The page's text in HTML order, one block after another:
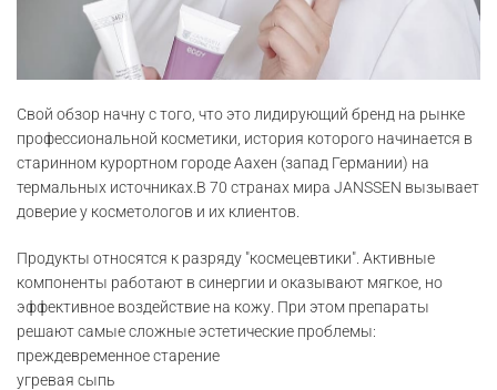
Свой обзор начну с того, что это лидирующий бренд на рынке
профессиональной косметики, история которого начинается в
старинном курортном городе Аахен (запад Германии) на
термальных источниках.В 70 странах мира JANSSEN вызывает
доверие у косметологов и их клиентов.
Продукты относятся к разряду "космецевтики". Активные
компоненты работают в синергии и оказывают мягкое, но
эффективное воздействие на кожу. При этом препараты
решают самые сложные эстетические проблемы:
преждевременное старение
угревая сыпь